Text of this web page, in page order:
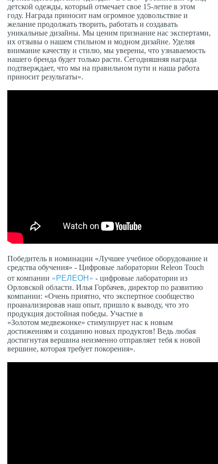
детской одежды, который отмечает свое 15-летие в этом
году. Награда приносит нам огромное удовольствие и
желание продолжать творить, работать и создавать
уникальные дизайны. Мы ценим признание нас экспертами,
их отзывы о нашем стильном и модном дизайне. Уделяя
внимание качеству и стилю, мы уверены, что узнаваемость
нашего бренда будет только расти. Сегодняшняя награда
подтверждает, что мы на правильном пути и наша работа
приносит результаты».
Победитель в номинации «Лучшее учебное оборудование и
средства обучения» - Цифровые лаборатории Releon Touch
от компании «РЕЛЕОН» - цифровые лаборатории из
Орловской области. Илья Горбачев, директор по развитию
компании: «Очень приятно, что экспертное сообщество
проанализировав наш опыт, пришло к выводу, что это
продукция достойная победы. Участие в
«Золотом медвежонке» стимулирует нас к новым
достижениям и созданию новых продуктов! Ведь любая
достигнутая вершина неизменно отправляет тебя к новой
вершине, которая требует покорения».